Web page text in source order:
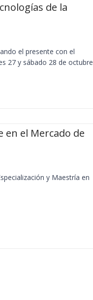
de la
el presente con el
27 y sábado 28 de octubre
en el Mercado de
y Maestría en